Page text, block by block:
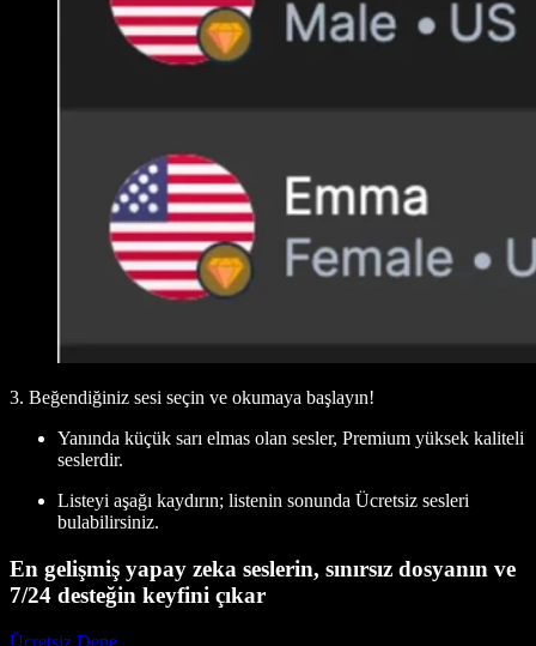
3. Beğendiğiniz sesi seçin ve okumaya başlayın!
Yanında küçük sarı elmas olan sesler, Premium yüksek kaliteli
seslerdir.
Listeyi aşağı kaydırın; listenin sonunda Ücretsiz sesleri
bulabilirsiniz.
En gelişmiş yapay zeka seslerin, sınırsız dosyanın ve
7/24 desteğin keyfini çıkar
Ücretsiz Dene